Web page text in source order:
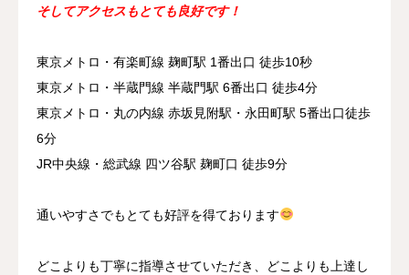
そしてアクセスもとても良好です！
東京メトロ・有楽町線 麹町駅 1番出口 徒歩10秒
東京メトロ・半蔵門線 半蔵門駅 6番出口 徒歩4分
東京メトロ・丸の内線 赤坂見附駅・永田町駅 5番出口徒歩
6分
JR中央線・総武線 四ツ谷駅 麹町口 徒歩9分
通いやすさでもとても好評を得ております
どこよりも丁寧に指導させていただき、どこよりも上達し